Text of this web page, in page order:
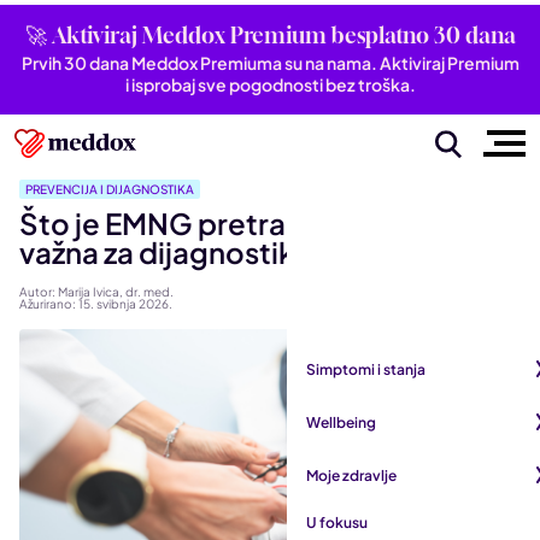
🚀 Aktiviraj Meddox Premium besplatno 30 dana
Prvih 30 dana Meddox Premiuma su na nama. Aktiviraj Premium
i isprobaj sve pogodnosti bez troška.
Simptomi i stanja
Bubrezi i mokraćni sustav
Dišni sustav
Wellbeing
Moje zdravlje
Pogledaj sve iz kategorije
U fokusu
PREVENCIJA I DIJAGNOSTIKA
Što je EMNG pretraga i zašto je
važna za dijagnostiku?
Autor: Marija Ivica, dr. med.
Ažurirano: 15. svibnja 2026.